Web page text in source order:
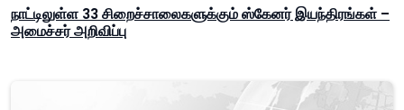
நாட்டிலுள்ள 33 சிறைச்சாலைகளுக்கும் ஸ்கேனர் இயந்திரங்கள் –
அமைச்சர் அறிவிப்பு